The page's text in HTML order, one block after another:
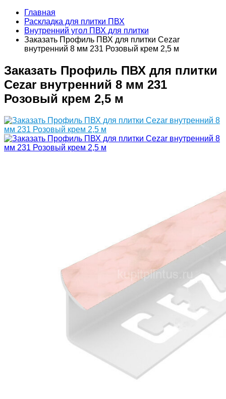
Главная
Раскладка для плитки ПВХ
Внутренний угол ПВХ для плитки
Заказать Профиль ПВХ для плитки Cezar
внутренний 8 мм 231 Розовый крем 2,5 м
Заказать Профиль ПВХ для плитки
Cezar внутренний 8 мм 231
Розовый крем 2,5 м